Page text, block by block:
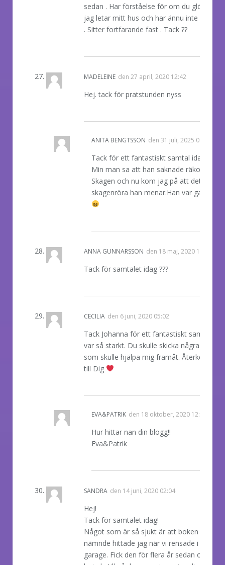
sedan . Har förståelse för om du glömmer
jag letar mitt hus och har ännu inte hittat
. Sitter fortfarande fast . Tack ??
MADELEINE den 27 april, 2020 12:42
Hej. tack för pratstunden nyss
ANITA BENGTSSON den 31 juli, 2025 09:59
Tack för ett fantastiskt samtal idag.
Min man sa att han saknade räkor och
Skagen och nu kom jag på att det var ju
skagenröra han menar.Han var galen i
ANNA GUNNARSSON den 18 maj, 2020 10:55
Tack för samtalet idag ???
CECILIA den 6 juni, 2020 05:02
Tack Johanna för ett fantastiskt samtal
var så starkt. Du skulle skicka några länkar
som skulle hjälpa mig framåt. Återkommer
till Dig
EVA&PATRIK den 18 oktober, 2020 12:47
Hur hittar nan din blogg!!
Eva&Patrik
SANDRA den 14 juni, 2020 02:04
Hej!
Tack för samtalet idag!
Något som är så sjukt är att boken du
nämnde hittade jag när vi rensade i vårt
garage. Fick den för flera år sedan och